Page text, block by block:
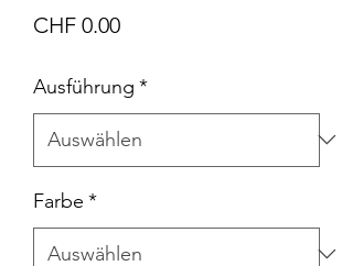
CHF 0.00Preis
Ausführung *
Farbe *